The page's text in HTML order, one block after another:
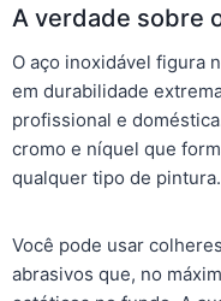
A verdade sobre
O aço inoxidável figura
em durabilidade
profissional e
cromo e níquel que
qualquer tipo de pintura.
Você pode usar
abrasivos que, no